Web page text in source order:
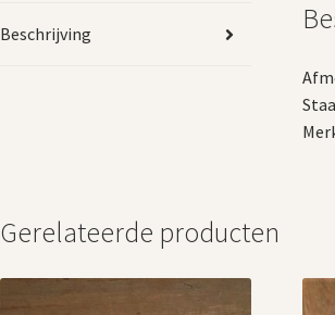
Beschrijving
Gerelateerde producten